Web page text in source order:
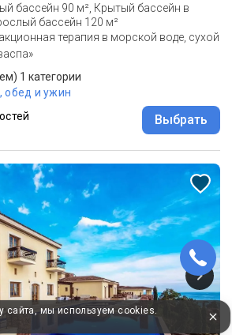
бассейн 90 м², Крытый бассейн в
бассейн 120 м²
терапия в морской воде, сухой
1 категории
обед и ужин
Выбрать
сайта, мы используем cookies.